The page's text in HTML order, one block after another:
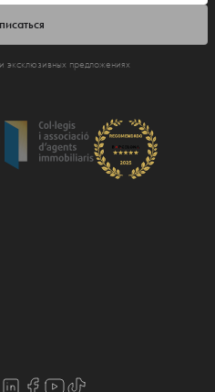
эксклюзивных предложениях